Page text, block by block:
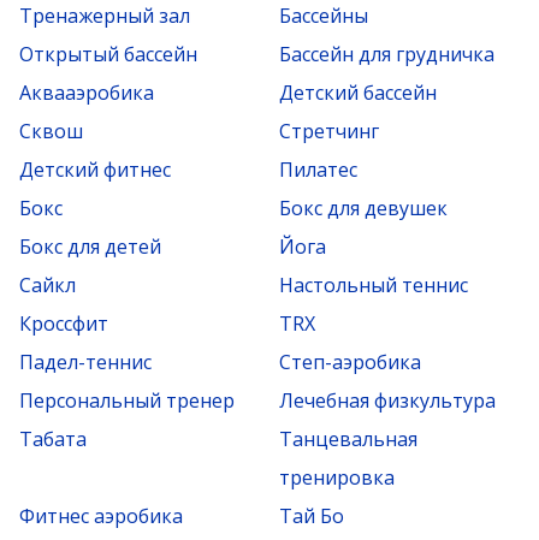
Тренажерный зал
Бассейны
Открытый бассейн
Бассейн для грудничка
Аквааэробика
Детский бассейн
Сквош
Стретчинг
Детский фитнес
Пилатес
Бокс
Бокс для девушек
Бокс для детей
Йога
Сайкл
Настольный теннис
Кроссфит
TRX
Падел-теннис
Степ-аэробика
Персональный тренер
Лечебная физкультура
Табата
Танцевальная
тренировка
Фитнес аэробика
Тай Бо